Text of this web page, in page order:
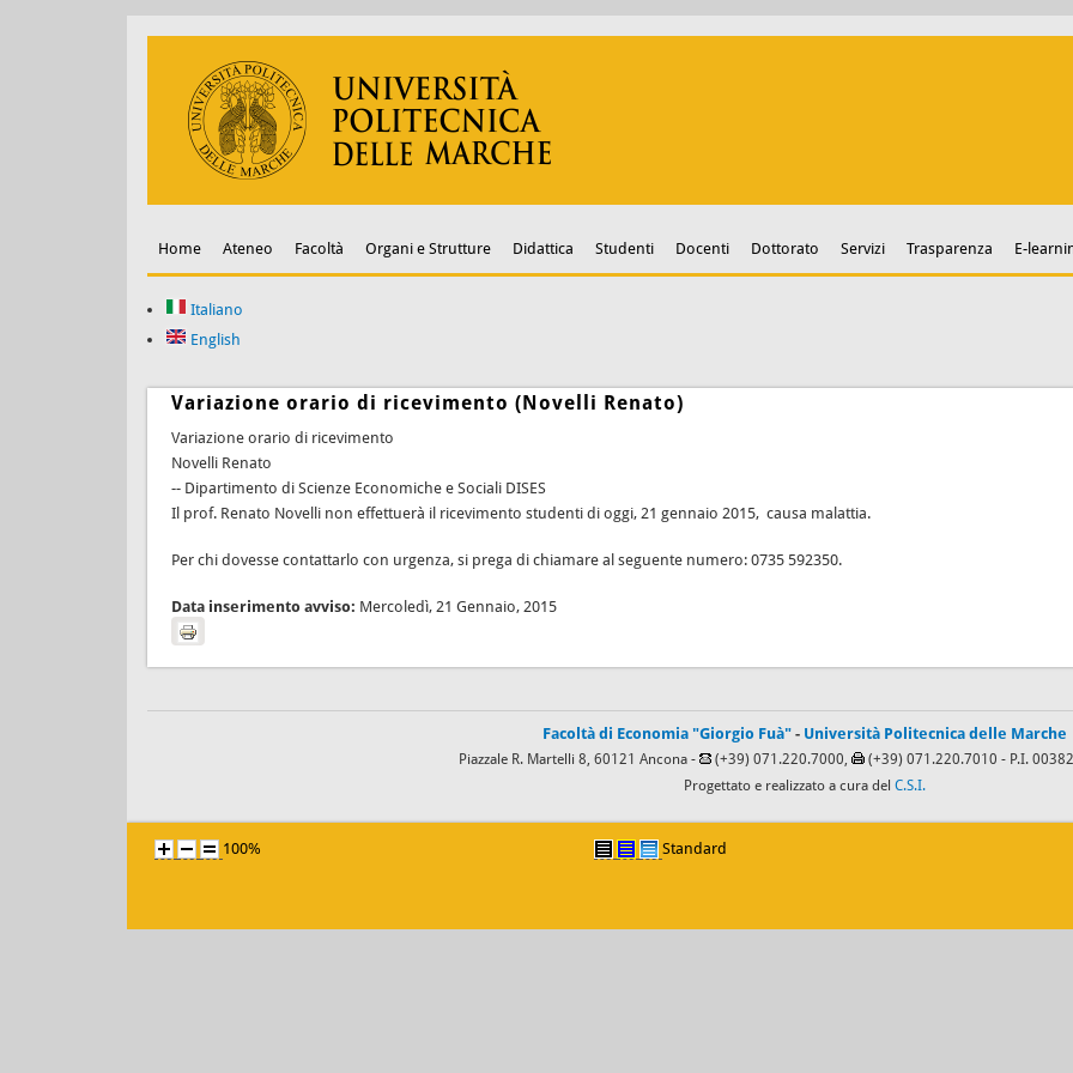
Home Ateneo Facoltà Organi e Strutture Didattica Studenti Docenti Dottorato Servizi Trasparenza E-
Italiano
English
Variazione orario di ricevimento (Novelli Renato)
Variazione orario di ricevimento
Novelli Renato
-- Dipartimento di Scienze Economiche e Sociali DISES
Il prof. Renato Novelli non effettuerà il ricevimento studenti di oggi, 21 gennaio 2015, causa malattia.
Per chi dovesse contattarlo con urgenza, si prega di chiamare al seguente numero: 0735 592350.
Data inserimento avviso: Mercoledì, 21 Gennaio, 2015
Facoltà di Economia "Giorgio Fuà" - Università Politecnica delle Marche
Piazzale R. Martelli 8, 60121 Ancona - (+39) 071.220.7000, (+39) 071.220.7010 - P.I.
Progettato e realizzato a cura del C.S.I.
100% Standard